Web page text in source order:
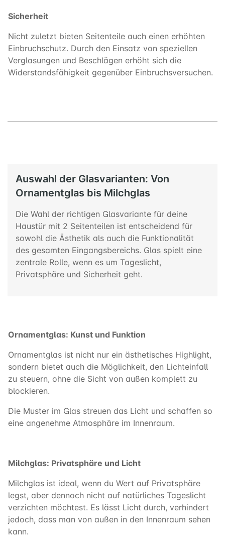
Sicherheit
Nicht zuletzt bieten Seitenteile auch einen erhöhten
Einbruchschutz. Durch den Einsatz von speziellen
Verglasungen und Beschlägen erhöht sich die
Widerstandsfähigkeit gegenüber Einbruchsversuchen.
Auswahl der Glasvarianten: Von
Ornamentglas bis Milchglas
Die Wahl der richtigen Glasvariante für deine
Haustür mit 2 Seitenteilen ist entscheidend für
sowohl die Ästhetik als auch die Funktionalität
des gesamten Eingangsbereichs. Glas spielt eine
zentrale Rolle, wenn es um Tageslicht,
Privatsphäre und Sicherheit geht.
Ornamentglas: Kunst und Funktion
Ornamentglas ist nicht nur ein ästhetisches Highlight,
sondern bietet auch die Möglichkeit, den Lichteinfall
zu steuern, ohne die Sicht von außen komplett zu
blockieren.
Die Muster im Glas streuen das Licht und schaffen so
eine angenehme Atmosphäre im Innenraum.
Milchglas: Privatsphäre und Licht
Milchglas ist ideal, wenn du Wert auf Privatsphäre
legst, aber dennoch nicht auf natürliches Tageslicht
verzichten möchtest. Es lässt Licht durch, verhindert
jedoch, dass man von außen in den Innenraum sehen
kann.